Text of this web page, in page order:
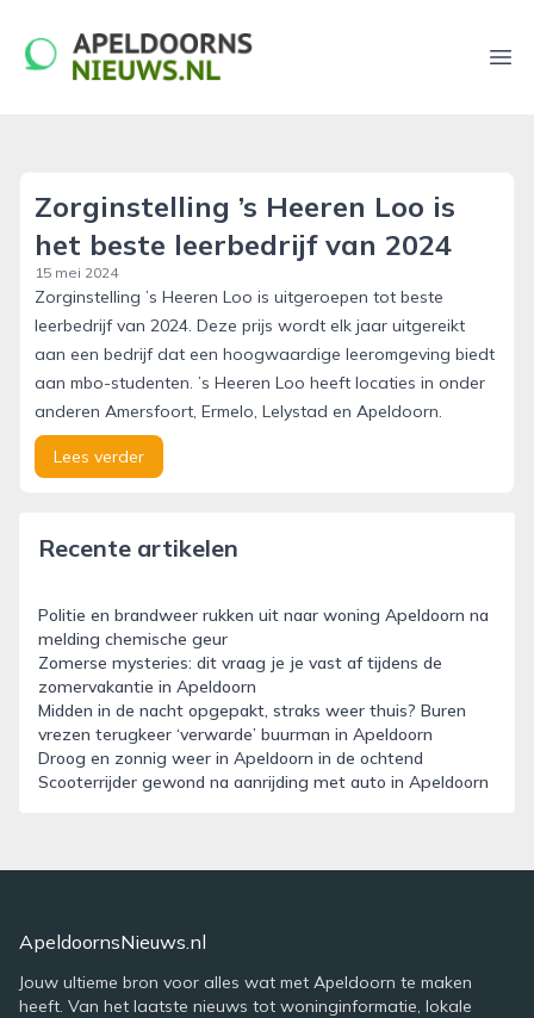
apeldoornsnieuws.nl
Zorginstelling ’s Heeren Loo is
het beste leerbedrijf van 2024
15 mei 2024
Zorginstelling ’s Heeren Loo is uitgeroepen tot beste
leerbedrijf van 2024. Deze prijs wordt elk jaar uitgereikt
aan een bedrijf dat een hoogwaardige leeromgeving biedt
aan mbo-studenten. ’s Heeren Loo heeft locaties in onder
anderen Amersfoort, Ermelo, Lelystad en Apeldoorn.
Lees verder
Recente artikelen
Politie en brandweer rukken uit naar woning Apeldoorn na
melding chemische geur
Zomerse mysteries: dit vraag je je vast af tijdens de
zomervakantie in Apeldoorn
Midden in de nacht opgepakt, straks weer thuis? Buren
vrezen terugkeer ‘verwarde’ buurman in Apeldoorn
Droog en zonnig weer in Apeldoorn in de ochtend
Scooterrijder gewond na aanrijding met auto in Apeldoorn
ApeldoornsNieuws.nl
Jouw ultieme bron voor alles wat met Apeldoorn te maken
heeft. Van het laatste nieuws tot woninginformatie, lokale